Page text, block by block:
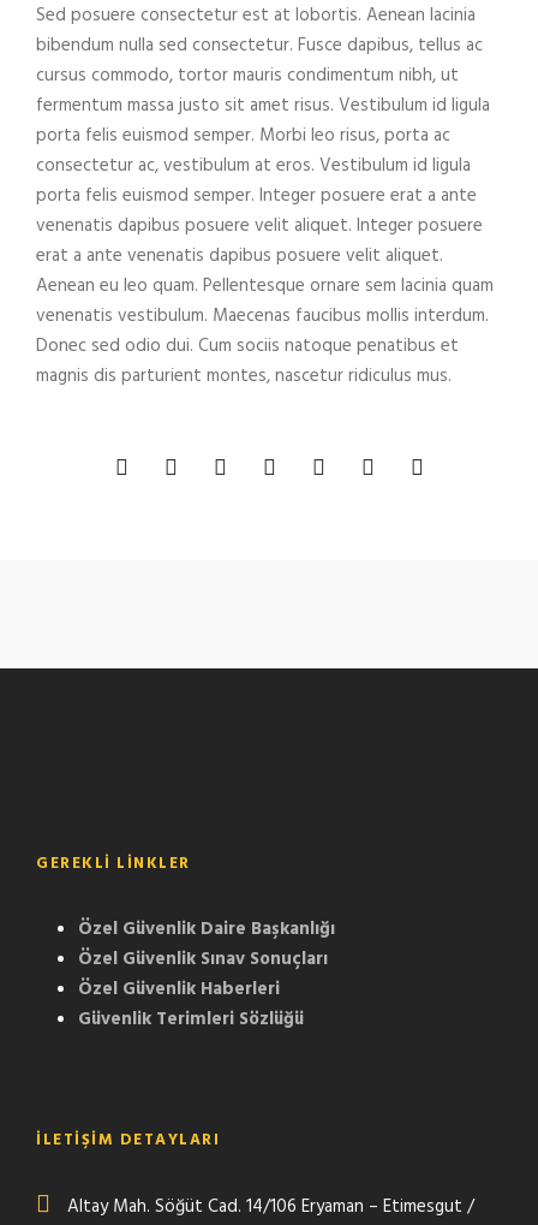
Sed posuere consectetur est at lobortis. Aenean lacinia
bibendum nulla sed consectetur. Fusce dapibus, tellus ac
cursus commodo, tortor mauris condimentum nibh, ut
fermentum massa justo sit amet risus. Vestibulum id ligula
porta felis euismod semper. Morbi leo risus, porta ac
consectetur ac, vestibulum at eros. Vestibulum id ligula
porta felis euismod semper. Integer posuere erat a ante
venenatis dapibus posuere velit aliquet. Integer posuere
erat a ante venenatis dapibus posuere velit aliquet.
Aenean eu leo quam. Pellentesque ornare sem lacinia quam
venenatis vestibulum. Maecenas faucibus mollis interdum.
Donec sed odio dui. Cum sociis natoque penatibus et
magnis dis parturient montes, nascetur ridiculus mus.
GEREKLI LINKLER
Özel Güvenlik Daire Başkanlığı
Özel Güvenlik Sınav Sonuçları
Özel Güvenlik Haberleri
Güvenlik Terimleri Sözlüğü
İLETİŞİM DETAYLARI
Altay Mah. Söğüt Cad. 14/106 Eryaman – Etimesgut /